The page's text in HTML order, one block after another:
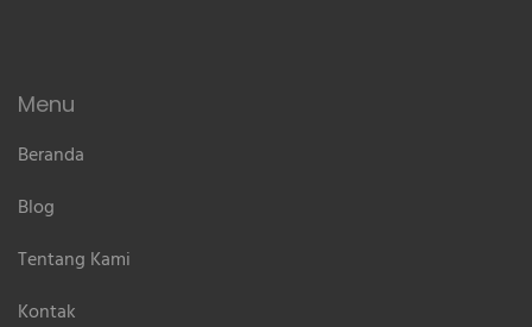
Menu
Beranda
Blog
Tentang Kami
Kontak